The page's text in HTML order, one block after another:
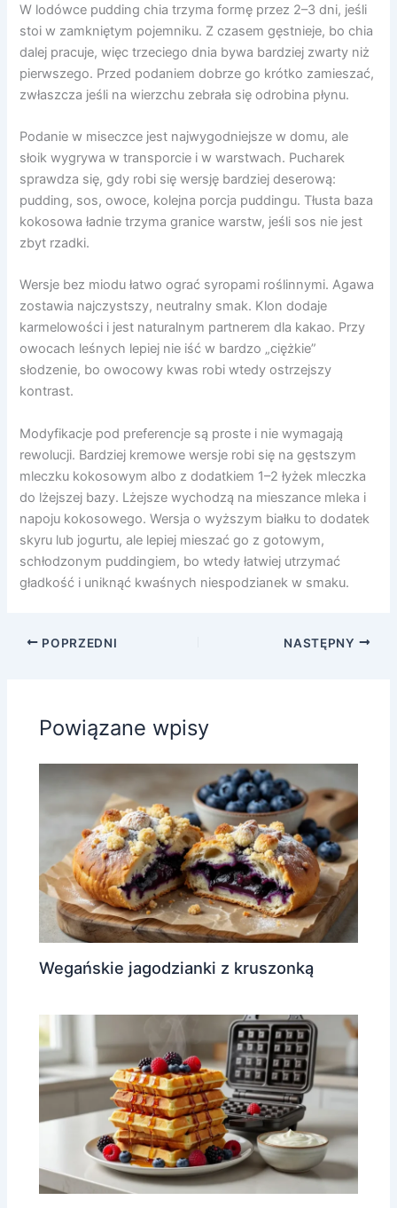
W lodówce pudding chia trzyma formę przez 2–3 dni, jeśli
stoi w zamkniętym pojemniku. Z czasem gęstnieje, bo chia
dalej pracuje, więc trzeciego dnia bywa bardziej zwarty niż
pierwszego. Przed podaniem dobrze go krótko zamieszać,
zwłaszcza jeśli na wierzchu zebrała się odrobina płynu.
Podanie w miseczce jest najwygodniejsze w domu, ale
słoik wygrywa w transporcie i w warstwach. Pucharek
sprawdza się, gdy robi się wersję bardziej deserową:
pudding, sos, owoce, kolejna porcja puddingu. Tłusta baza
kokosowa ładnie trzyma granice warstw, jeśli sos nie jest
zbyt rzadki.
Wersje bez miodu łatwo ograć syropami roślinnymi. Agawa
zostawia najczystszy, neutralny smak. Klon dodaje
karmelowości i jest naturalnym partnerem dla kakao. Przy
owocach leśnych lepiej nie iść w bardzo „ciężkie”
słodzenie, bo owocowy kwas robi wtedy ostrzejszy
kontrast.
Modyfikacje pod preferencje są proste i nie wymagają
rewolucji. Bardziej kremowe wersje robi się na gęstszym
mleczku kokosowym albo z dodatkiem 1–2 łyżek mleczka
do lżejszej bazy. Lżejsze wychodzą na mieszance mleka i
napoju kokosowego. Wersja o wyższym białku to dodatek
skyru lub jogurtu, ale lepiej mieszać go z gotowym,
schłodzonym puddingiem, bo wtedy łatwiej utrzymać
gładkość i uniknąć kwaśnych niespodzianek w smaku.
POPRZEDNI NASTĘPNY
Powiązane wpisy
Wegańskie jagodzianki z kruszonką